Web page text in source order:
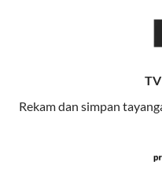
memungkinkan Anda
di rumah maupun saat
Dengan Telkomsel
teknologi jaringan
Keunggulan Telkomsel
Rekam dan simpan